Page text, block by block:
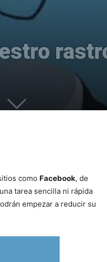
como Facebook, de
tarea sencilla ni rápida
empezar a reducir su